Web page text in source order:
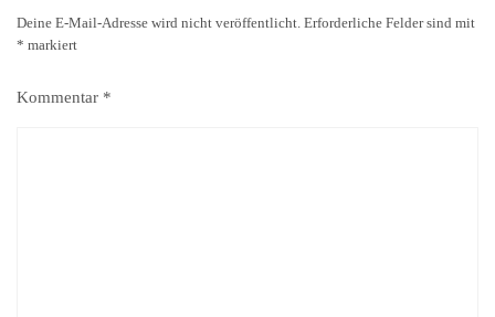
Deine E-Mail-Adresse wird nicht veröffentlicht. Erforderliche Felder sind mit
* markiert
Kommentar *